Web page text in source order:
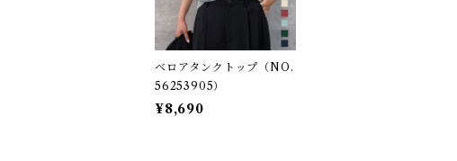
ベロアタンクトップ（NO.
56253905）
¥8,690